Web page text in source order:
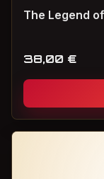
The Legend
38,00 €